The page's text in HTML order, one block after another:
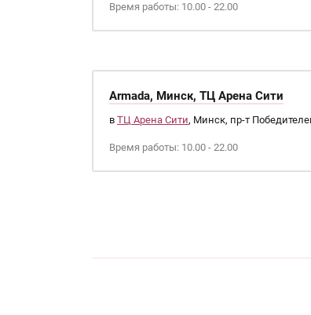
Время работы: 10.00 - 22.00
Armada, Минск, ТЦ Арена Сити
в ТЦ Арена Сити, Минск, пр-т
Время работы: 10.00 - 22.00